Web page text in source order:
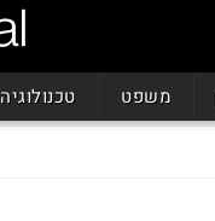
משפט טכנולוגיה